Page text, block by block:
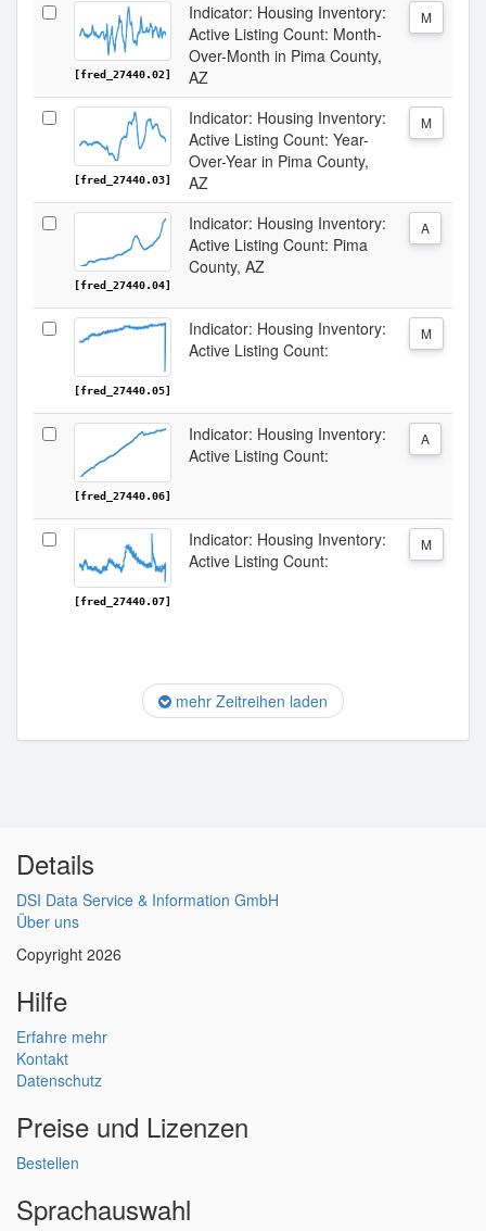
[fred_27440.02]
Indicator: Housing Inventory:
Active Listing Count: Month-
Over-Month in Pima County,
AZ
M
[fred_27440.03]
Indicator: Housing Inventory:
Active Listing Count: Year-
Over-Year in Pima County,
AZ
M
[fred_27440.04]
Indicator: Housing Inventory:
Active Listing Count: Pima
County, AZ
A
[fred_27440.05]
Indicator: Housing Inventory:
Active Listing Count:
M
[fred_27440.06]
Indicator: Housing Inventory:
Active Listing Count:
A
[fred_27440.07]
Indicator: Housing Inventory:
Active Listing Count:
M
mehr Zeitreihen laden
Details
DSI Data Service & Information GmbH
Über uns
Copyright 2026
Hilfe
Erfahre mehr
Kontakt
Datenschutz
Preise und Lizenzen
Bestellen
Sprachauswahl